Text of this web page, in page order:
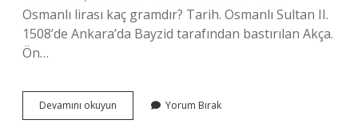
Osmanlı lirası kaç gramdır? Tarih. Osmanlı Sultan II.
1508’de Ankara’da Bayzid tarafından bastırılan Akça.
Ön…
Devamını okuyun Osmanlı
2
Yorum Bırak